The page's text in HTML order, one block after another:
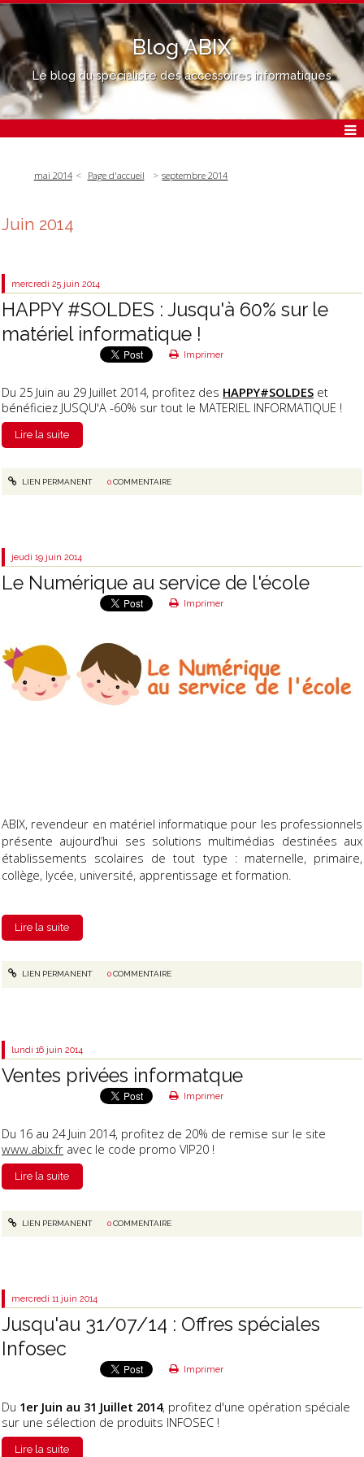
Blog ABIX
Le blog du spécialiste des accessoires informatiques
mai 2014 Page d'accueil septembre 2014
Juin 2014
mercredi 25 juin 2014
HAPPY #SOLDES : Jusqu'à 60% sur le
matériel informatique !
Imprimer
Du 25 Juin au 29 Juillet 2014, profitez des HAPPY#SOLDES et
bénéficiez JUSQU'A -60% sur tout le MATERIEL INFORMATIQUE !
Lire la suite
LIEN PERMANENT 0COMMENTAIRE
jeudi 19 juin 2014
Le Numérique au service de l'école
Imprimer
ABIX, revendeur en matériel informatique pour les professionnels
présente aujourd’hui ses solutions multimédias destinées aux
établissements scolaires de tout type : maternelle, primaire,
collège, lycée, université, apprentissage et formation.
Lire la suite
LIEN PERMANENT 0COMMENTAIRE
lundi 16 juin 2014
Ventes privées informatque
Imprimer
Du 16 au 24 Juin 2014, profitez de 20% de remise sur le site
www.abix.fr avec le code promo VIP20 !
Lire la suite
LIEN PERMANENT 0COMMENTAIRE
mercredi 11 juin 2014
Jusqu'au 31/07/14 : Offres spéciales
Infosec
Imprimer
Du 1er Juin au 31 Juillet 2014, profitez d'une opération spéciale
sur une sélection de produits INFOSEC !
Lire la suite